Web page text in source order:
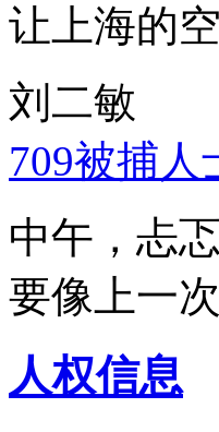
让上海的
刘二敏
709被捕
中午，忐
要像上一
人权信息